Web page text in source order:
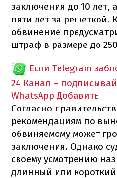
заключения до 10 лет,
пяти лет за решеткой.
обвинение
штраф в размере до
Если Telegram
24 Канал –
WhatsApp Добавить
Согласно
рекомендациям по
обвиняемому может
заключения. Однако
своему усмотрению
длинный или